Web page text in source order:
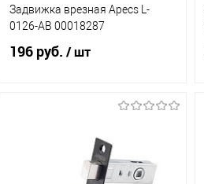
Задвижка врезная Apecs L-
0126-AB 00018287
196 руб. / шт
Купить в 1 клик
К
сравнению